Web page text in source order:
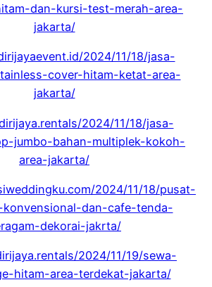
dan-kursi-test-merah-area-
jakarta/
2024/11/18/jasa-
cover-hitam-ketat-area-
jakarta/
2024/11/18/jasa-
jumbo-bahan-multiplek-kokoh-
area-jakarta/
2024/11/18/pusat-
konvensional-dan-cafe-tenda-
dekorai-jakrta/
2024/11/19/sewa-
hitam-area-terdekat-jakarta/